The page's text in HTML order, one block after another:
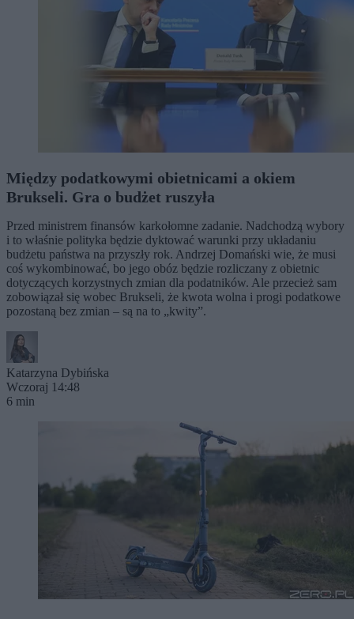
Między podatkowymi obietnicami a okiem
Brukseli. Gra o budżet ruszyła
Przed ministrem finansów karkołomne zadanie. Nadchodzą wybory
i to właśnie polityka będzie dyktować warunki przy układaniu
budżetu państwa na przyszły rok. Andrzej Domański wie, że musi
coś wykombinować, bo jego obóz będzie rozliczany z obietnic
dotyczących korzystnych zmian dla podatników. Ale przecież sam
zobowiązał się wobec Brukseli, że kwota wolna i progi podatkowe
pozostaną bez zmian – są na to „kwity”.
Katarzyna Dybińska
Wczoraj 14:48
6 min